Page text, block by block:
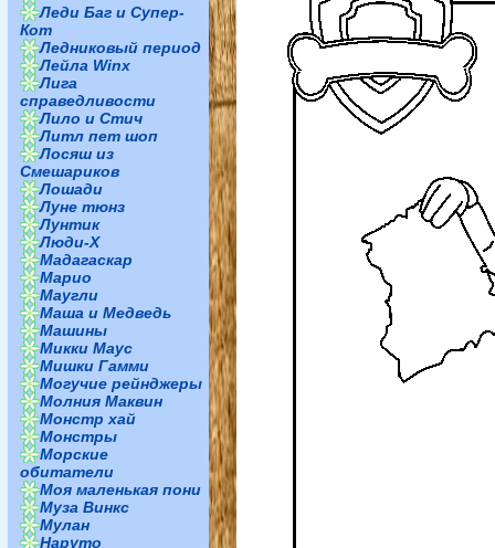
Леди Баг и Супер-
Кот
Ледниковый период
Лейла Winx
Лига
справедливости
Лило и Стич
Литл пет шоп
Лосяш из
Смешариков
Лошади
Луне тюнз
Лунтик
Люди-Х
Мадагаскар
Марио
Маугли
Маша и Медведь
Машины
Микки Маус
Мишки Гамми
Могучие рейнджеры
Молния Маквин
Монстр хай
Монстры
Морские
обитатели
Моя маленькая пони
Муза Винкс
Мулан
Наруто